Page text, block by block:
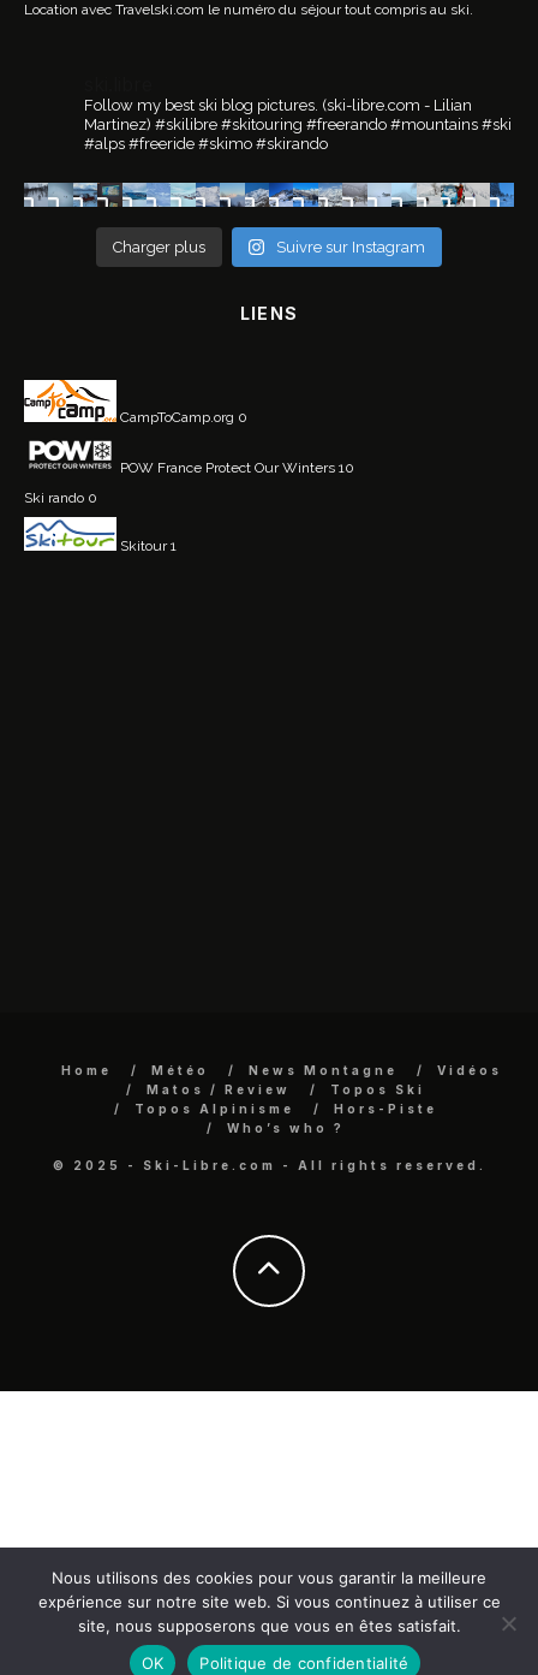
Location avec Travelski.com le numéro du séjour tout compris au ski.
Follow my best ski blog pictures. (ski-libre.com - Lilian
Martinez) #skilibre #skitouring #freerando #mountains #ski
#alps #freeride #skimo #skirando
Charger plus Suivre sur Instagram
LIENS
CampToCamp.org 0
POW France Protect Our Winters 10
Ski rando 0
Skitour1
Home Météo News Montagne
Vidéos
Matos / Review
Topos Ski
Topos Alpinisme
Hors-Piste
Who’s who ?
© 2025 - Ski-Libre.com - All rights reserved.
Nous utilisons des cookies pour vous garantir la meilleure
expérience sur notre site web. Si vous continuez à utiliser ce
site, nous supposerons que vous en êtes satisfait.
OK
Politique de confidentialité